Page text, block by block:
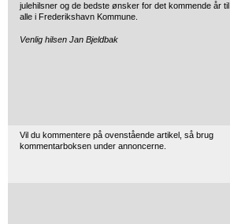
julehilsner og de bedste ønsker for det kommende år til
alle i Frederikshavn Kommune.
Venlig hilsen Jan Bjeldbak
Vil du kommentere på ovenstående artikel, så brug
kommentarboksen under annoncerne.